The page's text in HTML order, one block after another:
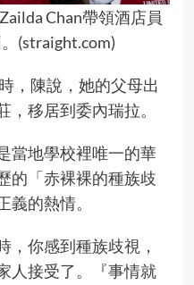
Chan帶領酒店員
(straight.com)
，陳說，她的父母出
移居到委內瑞拉。
當地學校裡唯一的華
的「赤裸裸的種族歧
的熱情。
，你感到種族歧視，
人接受了。『事情就